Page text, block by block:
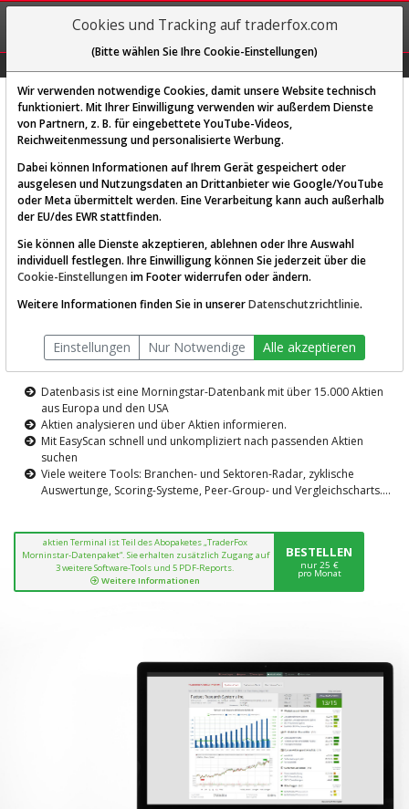
REGIS-
TRIEREN
Diese Funktion ist nur für
AKTIEN-TERMINAL
Die Aktienanalyse-Plattform von
TraderFox
Datenbasis ist eine Morningstar-Datenbank mit über 15.000 Aktien
aus Europa und den USA
Aktien analysieren und über Aktien informieren.
Mit EasyScan schnell und unkompliziert nach passenden Aktien
suchen
Viele weitere Tools: Branchen- und Sektoren-Radar, zyklische
Auswertunge, Scoring-Systeme, Peer-Group- und Vergleichscharts....
aktien Terminal ist Teil des Abopaketes „TraderFox
Morninstar-Datenpaket“. Sie erhalten zusätzlich Zugang auf
3 weitere Software-Tools und 5 PDF-Reports.
Weitere Informationen
BESTELLEN
nur 25 €
pro Monat
Cookies und Tracking auf traderfox.com
(Bitte wählen Sie Ihre Cookie-Einstellungen)
Wir verwenden notwendige Cookies, damit unsere Website technisch
funktioniert. Mit Ihrer Einwilligung verwenden wir außerdem Dienste
von Partnern, z. B. für eingebettete YouTube-Videos,
Reichweitenmessung und personalisierte Werbung.
Dabei können Informationen auf Ihrem Gerät gespeichert oder
ausgelesen und Nutzungsdaten an Drittanbieter wie Google/YouTube
oder Meta übermittelt werden. Eine Verarbeitung kann auch außerhalb
der EU/des EWR stattfinden.
Sie können alle Dienste akzeptieren, ablehnen oder Ihre Auswahl
individuell festlegen. Ihre Einwilligung können Sie jederzeit über die
Cookie-Einstellungen im Footer widerrufen oder ändern.
Weitere Informationen finden Sie in unsererDatenschutzrichtlinie.
Einstellungen Nur Notwendige Alle akzeptieren